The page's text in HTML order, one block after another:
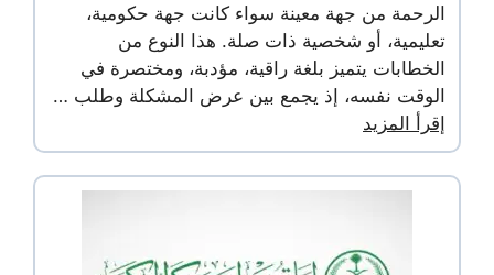
الرحمة من جهة معينة سواء كانت جهة حكومية،
تعليمية، أو شخصية ذات صلة. هذا النوع من
الخطابات يتميز بلغة راقية، مؤدبة، ومختصرة في
الوقت نفسه، إذ يجمع بين عرض المشكلة وطلب …
إقرأ المزيد